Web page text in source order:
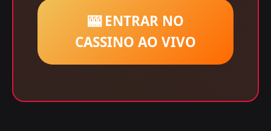
🎰 ENTRAR NO
CASSINO AO VIVO